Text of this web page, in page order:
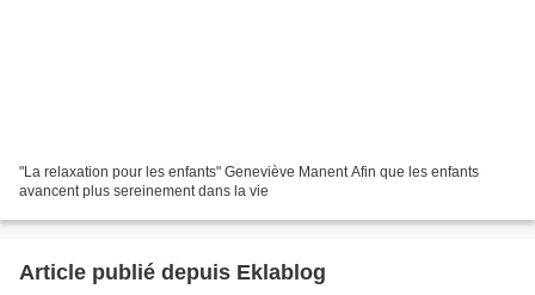
"La relaxation pour les enfants" Geneviève Manent Afin que les enfants
avancent plus sereinement dans la vie
Article publié depuis Eklablog